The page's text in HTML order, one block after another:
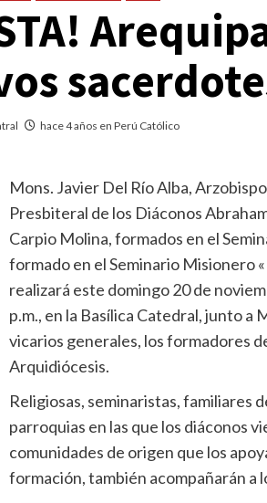
hace 4 años en Perú Católico
Mons. Javier Del Río Alba,
Presbiteral de los Diáconos
Carpio Molina, formados en el
formado en el Seminario Misionero
realizará este domingo 20 de
p.m., en la Basílica Catedral, junto a
vicarios generales, los formadores
Arquidiócesis.
Religiosas, seminaristas, familiares
parroquias en las que los diáconos
comunidades de origen que los
formación, también acompañarán a